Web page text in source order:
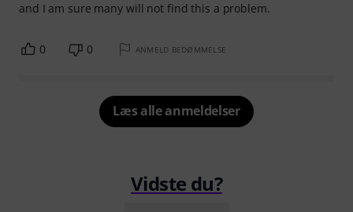
and I am sure many will not find this a problem.
0 0 ANMELD BEDØMMELSE
Læs alle anmeldelser
Vidste du?